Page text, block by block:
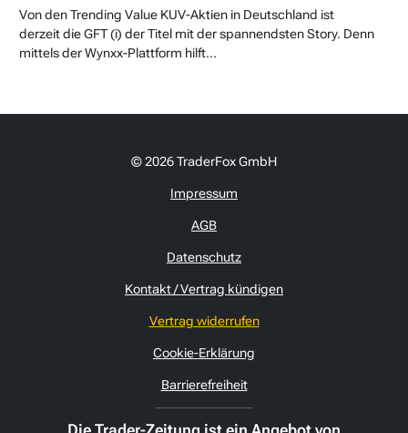
Von den Trending Value KUV-Aktien in Deutschland ist
derzeit die GFT (i) der Titel mit der spannendsten Story. Denn
mittels der Wynxx-Plattform hilft...
© 2026 TraderFox GmbH
Impressum
AGB
Datenschutz
Kontakt / Vertrag kündigen
Vertrag widerrufen
Cookie-Erklärung
Barrierefreiheit